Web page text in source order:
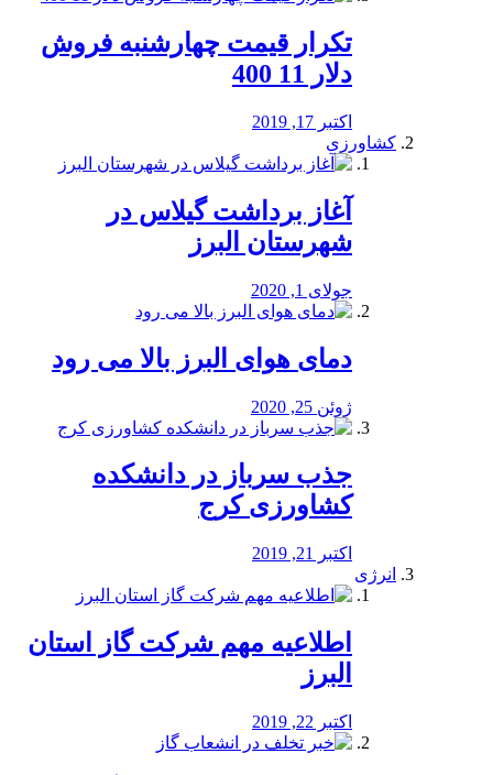
تکرار قیمت چهارشنبه فروش
دلار 11 400
اکتبر 17, 2019
کشاورزی
آغاز برداشت گیلاس در
شهرستان البرز
جولای 1, 2020
دمای هوای البرز بالا می رود
ژوئن 25, 2020
جذب سرباز در دانشکده
کشاورزی کرج
اکتبر 21, 2019
انرژی
️اطلاعیه مهم شرکت گاز استان
البرز
اکتبر 22, 2019